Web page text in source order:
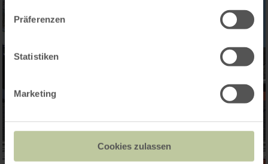
Präferenzen
Statistiken
Marketing
Cookies zulassen